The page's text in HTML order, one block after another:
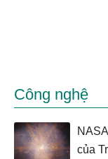
Công nghệ
của